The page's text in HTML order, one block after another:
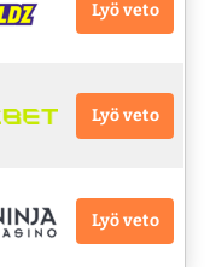
Lyö veto
Lyö veto
Lyö veto